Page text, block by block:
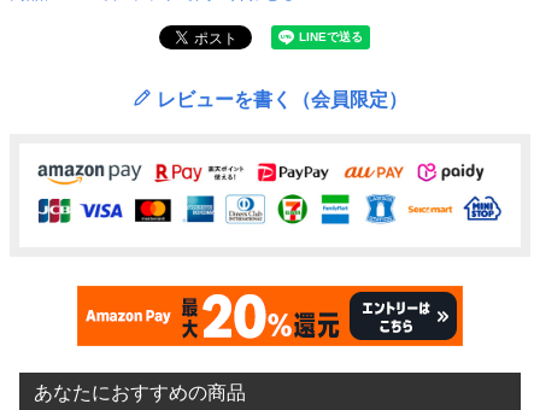
レビューを書く（会員限定）
あなたにおすすめの商品